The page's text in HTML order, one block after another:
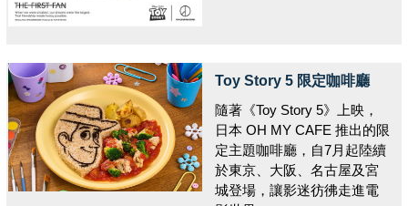
Toy Story 5 限定咖啡廳
隨著《Toy Story 5》上映，
日本 OH MY CAFE 推出的限
定主題咖啡廳，自7月起陸續
於東京、大阪、名古屋及宮
城登場，讓影迷彷彿走進電